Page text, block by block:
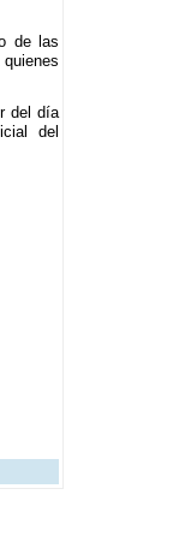
de las
del día
del